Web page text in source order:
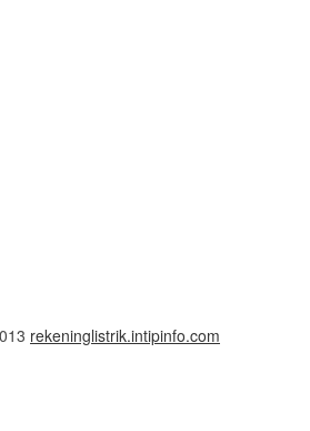
rekeninglistrik.intipinfo.com